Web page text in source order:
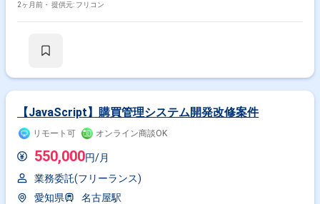
2ヶ月前・ 提供元: フリコン
【JavaScript】購買管理システム開発改修案件
リモート可 オンライン商談OK
550,000円/月
業務委託(フリーランス)
愛知県
名古屋駅